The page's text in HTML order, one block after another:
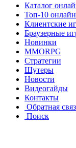
Каталог
Топ-10
Клиентские
Браузерные
Новинки
MMORPG
Стратегии
Шутеры
Новости
Видеогайды
Контакты
Обратная
Поиск